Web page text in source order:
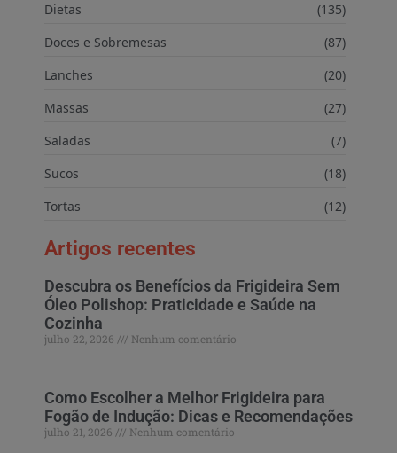
Dietas
(135)
Doces e Sobremesas
(87)
Lanches
(20)
Massas
(27)
Saladas
(7)
Sucos
(18)
Tortas
(12)
Artigos recentes
Descubra os Benefícios da Frigideira Sem
Óleo Polishop: Praticidade e Saúde na
Cozinha
julho 22, 2026 Nenhum comentário
Como Escolher a Melhor Frigideira para
Fogão de Indução: Dicas e Recomendações
julho 21, 2026 Nenhum comentário